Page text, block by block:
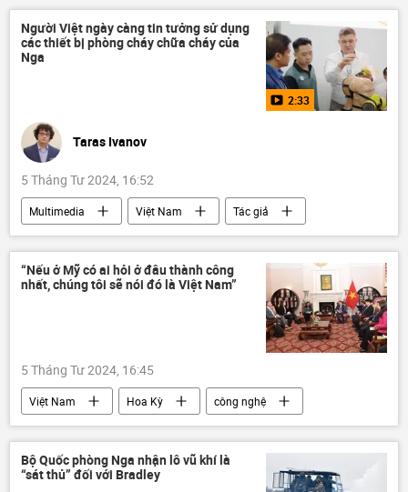
Quân sự
VinFast
Người Việt ngày càng tin tưởng sử dụng
các thiết bị phòng cháy chữa cháy của
Nga
2:33
Taras Ivanov
5 Tháng Tư 2024, 16:52
Multimedia Việt Nam
Tác giả
Quan điểm-Ý kiến
Kinh tế
thương mại
Hợp tác Nga-Việt
xuất nhập khẩu
Nga
“Nếu ở Mỹ có ai hỏi ở đâu thành công
nhất, chúng tôi sẽ nói đó là Việt Nam”
5 Tháng Tư 2024, 16:45
Việt Nam Hoa Kỳ
công nghệ
sản xuất
doanh nghiệp
Lê Minh Khái
Chính trị
Kinh tế
Kinh doanh
quan hệ
Bộ Quốc phòng Nga nhận lô vũ khí là
“sát thủ” đối với Bradley